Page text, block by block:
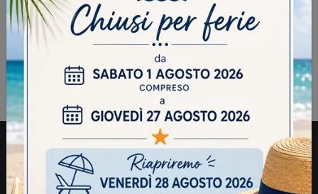
le connotazioni in origine dei legni migliori utilizzati. Le
essenze tra cui spaziare per il proprio Parquet sono
diverse e per merito delle nostre originali soluzioni
disponibili nel nostro punto vendita, anche i rivestimenti
di casa diventano elementi di grande design.
Azienda
Cucine
Arredamento Casa